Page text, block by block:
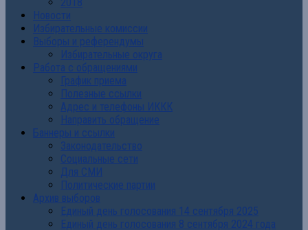
Новости
Избирательные комиссии
Выборы и референдумы
Избирательные округа
Работа с обращениями
График приема
Полезные ссылки
Адрес и телефоны ИККК
Направить обращение
Баннеры и ссылки
Законодательство
Социальные сети
Для СМИ
Политические партии
Архив выборов
Единый день голосования 14 сентября 2025
Единый день голосования 8 сентября 2024 года